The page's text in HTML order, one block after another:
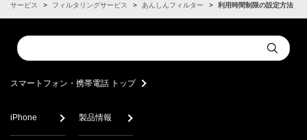
サービス フィルタリングサービス あんしんフィルター 利用時間制限の設定方法
Conduct
a
Submit
スマートフォン・携帯電話 トップ
iPhone 製品情報